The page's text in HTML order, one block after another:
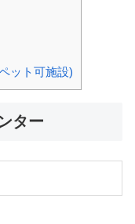
ット可施設)
ター